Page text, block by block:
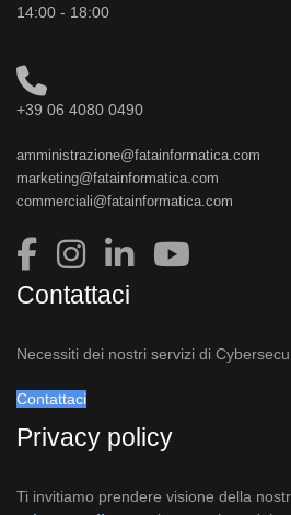
14:00 - 18:00
+39 06 4080 0490
amministrazione@fatainformatica.com
marketing@fatainformatica.com
commerciali@fatainformatica.com
Contattaci
Necessiti dei nostri servizi di
Contattaci
Privacy policy
Ti invitiamo prendere visione della